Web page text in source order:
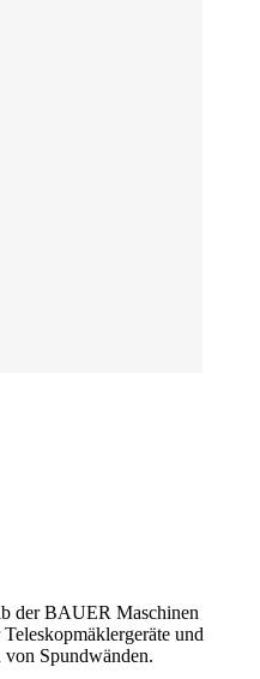
der BAUER Maschinen
und
Spundwänden.